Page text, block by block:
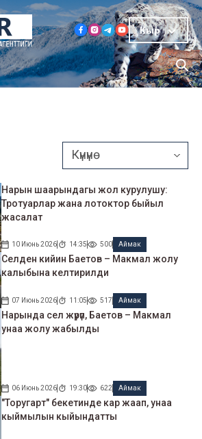
Кыр
Нарын шаарындагы жол курулушу:
Тротуарлар жана лотоктор быйыл
жасалат
10 Июнь 2026 14:35 500 Аймак
Селден кийин Баетов – Макмал жолу
калыбына келтирилди
07 Июнь 2026 11:05 517 Аймак
Нарында сел жүрүп, Баетов – Макмал
унаа жолу жабылды
06 Июнь 2026 19:30 622 Аймак
"Торугарт" бекетинде кар жаап, унаа
кыймылын кыйындатты